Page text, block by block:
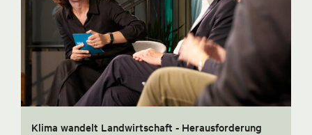
Klima wandelt Landwirtschaft - Herausforderung